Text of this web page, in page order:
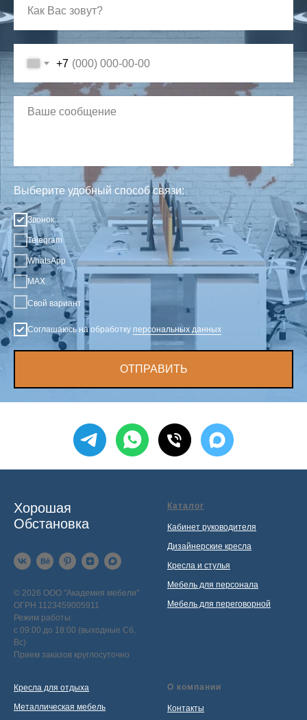
+7
Выберите удобный способ связи:
Звонок
Telegram
WhatsApp
MAX
Свой вариант
Соглашаюсь на обработку персональных данных
ОТПРАВИТЬ
Хорошая
Обстановка
© 2026 ООО "Академия мебели"
ОГРН 1123459005911
Режим работы:
с 09:00 до 18:00 (выходные Сб,
Вс)
Прием заказов круглосуточно
Каталог
Кабинет руководителя
Дизайнерские кресла
Кресла и стулья
Мебель для персонала
Мебель для переговорной
Кресла для отдыха
Металлическая мебель
О компании
Контакты